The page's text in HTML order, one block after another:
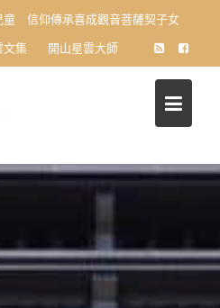
童 信仰傳承喜成觀音菩薩契子女
文集 開山星雲大師